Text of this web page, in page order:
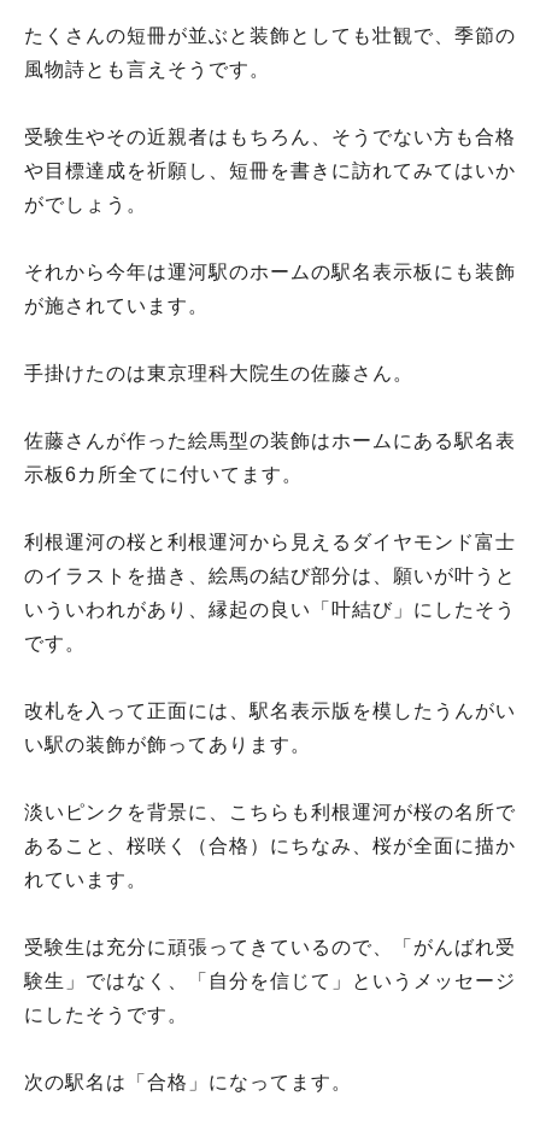
たくさんの短冊が並ぶと装飾としても壮観で、季節の
風物詩とも言えそうです。
受験生やその近親者はもちろん、そうでない方も合格
や目標達成を祈願し、短冊を書きに訪れてみてはいか
がでしょう。
それから今年は運河駅のホームの駅名表示板にも装飾
が施されています。
手掛けたのは東京理科大院生の佐藤さん。
佐藤さんが作った絵馬型の装飾はホームにある駅名表
示板6カ所全てに付いてます。
利根運河の桜と利根運河から見えるダイヤモンド富士
のイラストを描き、絵馬の結び部分は、願いが叶うと
いういわれがあり、縁起の良い「叶結び」にしたそう
です。
改札を入って正面には、駅名表示版を模したうんがい
い駅の装飾が飾ってあります。
淡いピンクを背景に、こちらも利根運河が桜の名所で
あること、桜咲く（合格）にちなみ、桜が全面に描か
れています。
受験生は充分に頑張ってきているので、「がんばれ受
験生」ではなく、「自分を信じて」というメッセージ
にしたそうです。
次の駅名は「合格」になってます。